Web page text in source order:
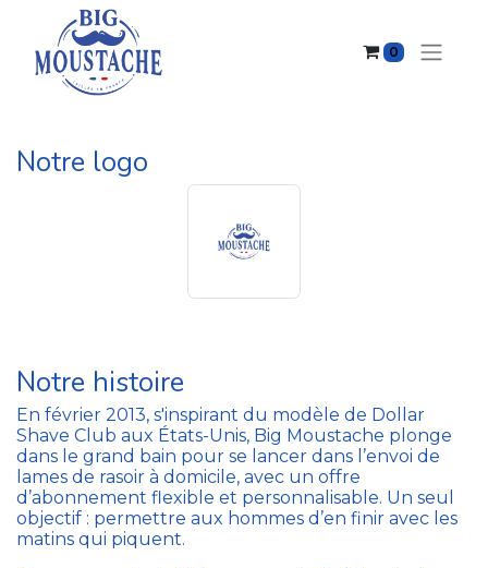
0
Notre logo
Notre histoire
En février 2013, s'inspirant du modèle de Dollar
Shave Club aux États-Unis, Big Moustache plonge
dans le grand bain pour se lancer dans l’envoi de
lames de rasoir à domicile, avec un offre
d’abonnement flexible et personnalisable. Un seul
objectif : permettre aux hommes d’en finir avec les
matins qui piquent.